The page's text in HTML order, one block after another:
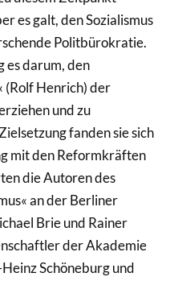
es galt, den Sozialismus
Politbürokratie.
es darum, den
(Rolf Henrich) der
und zu
fanden sie sich
mit den Reformkräften
die Autoren des
an der Berliner
Brie und Rainer
der Akademie
Schöneburg und